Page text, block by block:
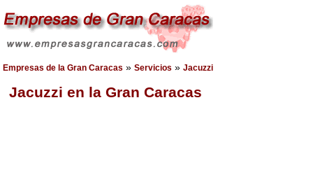
Empresas de la Gran Caracas » Servicios » Jacuzzi
Jacuzzi en la Gran Caracas